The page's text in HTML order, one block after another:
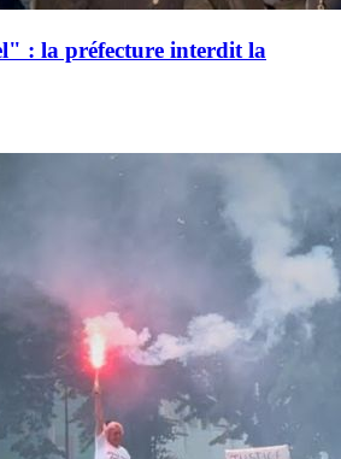
: la préfecture interdit la